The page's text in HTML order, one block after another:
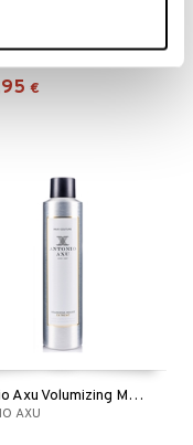
€
Antonio Axu Volumizing Mousse Extreme
AXU